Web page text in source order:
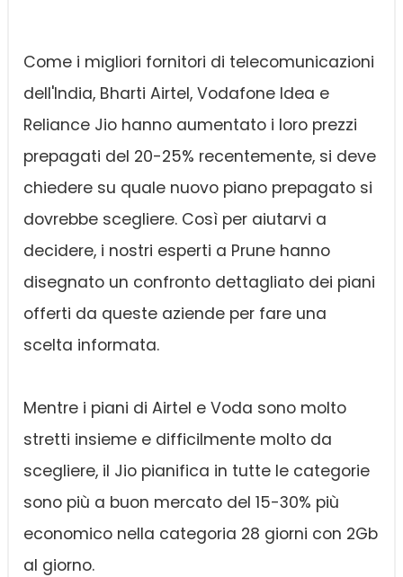
Come i migliori fornitori di telecomunicazioni
dell'India, Bharti Airtel, Vodafone Idea e
Reliance Jio hanno aumentato i loro prezzi
prepagati del 20-25% recentemente, si deve
chiedere su quale nuovo piano prepagato si
dovrebbe scegliere. Così per aiutarvi a
decidere, i nostri esperti a Prune hanno
disegnato un confronto dettagliato dei piani
offerti da queste aziende per fare una
scelta informata.
Mentre i piani di Airtel e Voda sono molto
stretti insieme e difficilmente molto da
scegliere, il Jio pianifica in tutte le categorie
sono più a buon mercato del 15-30% più
economico nella categoria 28 giorni con 2Gb
al giorno.